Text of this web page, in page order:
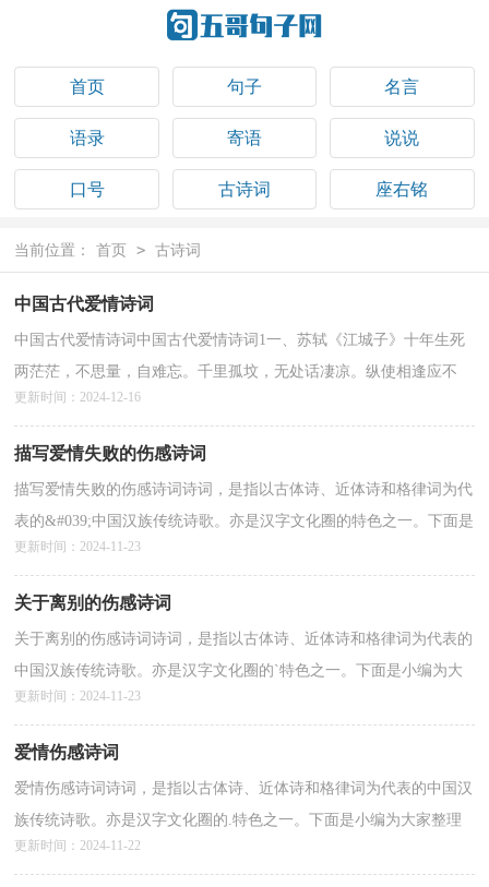
首页 句子 名言
语录 寄语 说说
口号 古诗词 座右铭
祝福语
当前位置： 首页 > 古诗词
中国古代爱情诗词
中国古代爱情诗词中国古代爱情诗词1一、苏轼《江城子》十年生死
两茫茫，不思量，自难忘。千里孤坟，无处话凄凉。纵使相逢应不
识，尘满面，鬓如霜。夜来幽梦忽还乡，小轩窗，正梳妆。相顾...
更新时间：2024-12-16
描写爱情失败的伤感诗词
描写爱情失败的伤感诗词诗词，是指以古体诗、近体诗和格律词为代
表的&#039;中国汉族传统诗歌。亦是汉字文化圈的特色之一。下面是
小编为大家整理的“描写爱情失败的伤感诗词”，仅供...
更新时间：2024-11-23
关于离别的伤感诗词
关于离别的伤感诗词诗词，是指以古体诗、近体诗和格律词为代表的
中国汉族传统诗歌。亦是汉字文化圈的`特色之一。下面是小编为大
家整理的“关于离别的伤感诗词”，仅供参考，欢迎...
更新时间：2024-11-23
爱情伤感诗词
爱情伤感诗词诗词，是指以古体诗、近体诗和格律词为代表的中国汉
族传统诗歌。亦是汉字文化圈的.特色之一。下面是小编为大家整理
的“爱情伤感诗词”，仅供参考，欢迎大家阅读。1、...
更新时间：2024-11-22